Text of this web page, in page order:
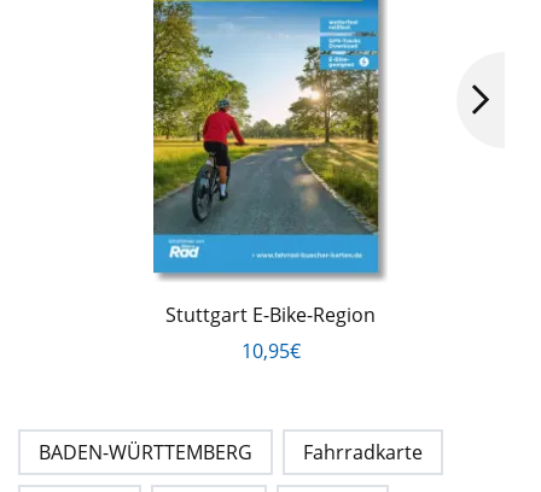
Stuttgart E-Bike-Region
10,95€
BADEN-WÜRTTEMBERG Fahrradkarte